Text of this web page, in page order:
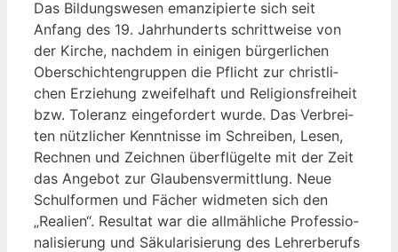
Das Bil­dungs­we­sen eman­zi­pier­te sich seit
Anfang des 19. Jahr­hun­derts schritt­wei­se von
der Kir­che, nach­dem in eini­gen bür­ger­li­chen
Ober­schich­ten­grup­pen die Pflicht zur christ­li­
chen Erzie­hung zwei­fel­haft und Reli­gi­ons­frei­heit
bzw. Tole­ranz ein­ge­for­dert wur­de. Das Ver­brei­
ten nütz­li­cher Kennt­nis­se im Schrei­ben, Lesen,
Rech­nen und Zeich­nen über­flü­gel­te mit der Zeit
das Ange­bot zur Glau­bens­ver­mitt­lung. Neue
Schul­for­men und Fächer wid­me­ten sich den
„Rea­li­en“. Resul­tat war die all­mäh­li­che Pro­fes­sio­
na­li­sie­rung und Säku­la­ri­sie­rung des Leh­rer­be­rufs